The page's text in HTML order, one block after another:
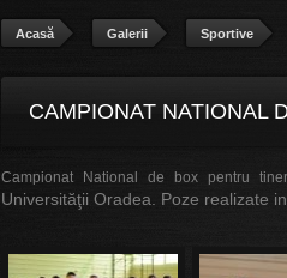
Acasă Galerii Sportive
CAMPIONAT NATIONAL
Campionat National de box pentru
Universităţii Oradea. Poze realizate